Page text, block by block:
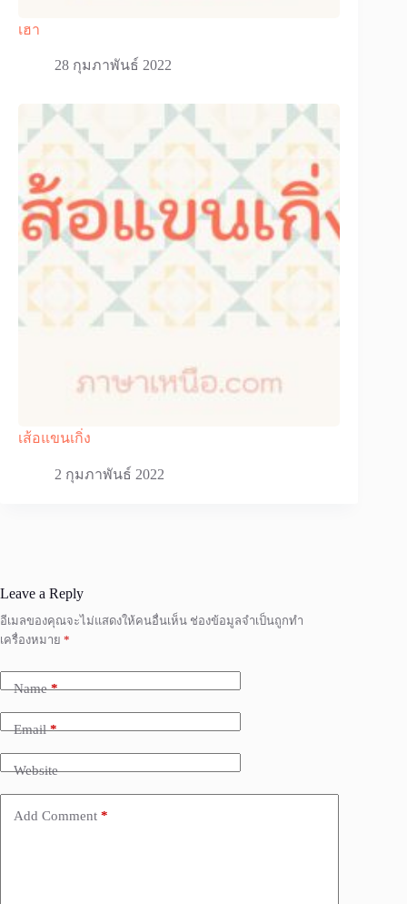
เฮา
28 กุมภาพันธ์ 2022
เส้อแขนเกิ่ง
2 กุมภาพันธ์ 2022
Leave a Reply
อีเมลของคุณจะไม่แสดงให้คนอื่นเห็น ช่องข้อมูลจำเป็นถูกทำ
เครื่องหมาย *
Name*
Email*
Website
Add Comment *